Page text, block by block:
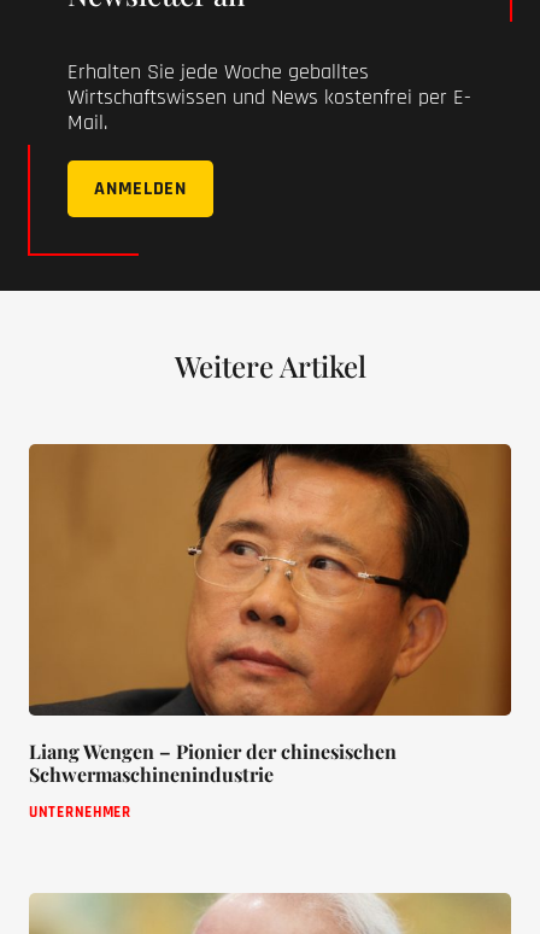
Erhalten Sie jede Woche geballtes
Wirtschaftswissen und News kostenfrei per E-
Mail.
ANMELDEN
Weitere Artikel
Liang Wengen – Pionier der chinesischen
Schwermaschinenindustrie
UNTERNEHMER